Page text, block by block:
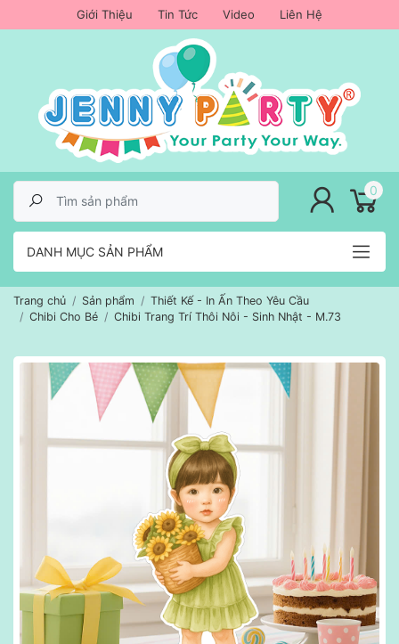
Giới Thiệu Tin Tức Video Liên Hệ
DANH MỤC SẢN PHẨM
0
Trang chủ Sản phẩm
Thiết Kế - In Ấn Theo Yêu Cầu
Chibi Cho Bé
Chibi Trang Trí Thôi Nôi - Sinh Nhật - M.73